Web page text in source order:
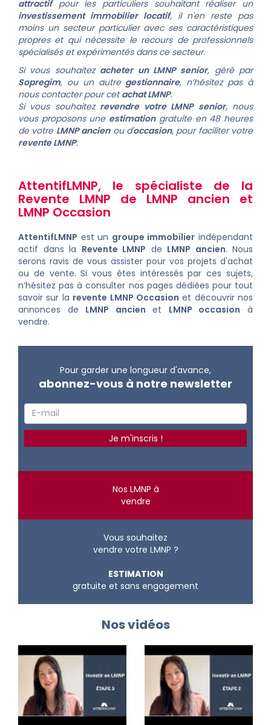
attractifpour les particuliers souhaitant réaliser un
investissement immobilier locatif, il n'en reste pas
moins un secteur particulier avec ses caractéristiques
propres et qui nécessite le recours de professionnels
spécialisés et expérimentés dans ce secteur.
Si vous souhaitez acheter un LMNP senior, géré par
Sopregim, ou un autre gestionnaire, n’hésitez pas à
nous contacter pour cetachat LMNP.
Si vous souhaitez revendre votre LMNP senior, nous
vous proposons une estimationgratuite en 48 heures
de votre LMNP ancienou d'occasion, pour faciliter votre
revente LMNP.
AttentifLMNP, le spécialiste de la
Revente LMNP de LMNP ancien et
LMNP Occasion
AttentifLMNP est un groupe immobilier indépendant
actif dans la Revente LMNP de LMNP ancien. Nous
serons ravis de vous assister pour vos projets d'achat
ou de vente. Si vous êtes intéressés par ces sujets,
n’hésitez pas à consulter nos pages dédiées pour tout
savoir sur la revente LMNP Occasion et découvrir nos
annonces de LMNP ancien et LMNP occasion à
vendre.
Pour garder une longueur d'avance,
abonnez-vous à notre newsletter
Nos LMNP à
vendre
Vous souhaitez
vendre votre LMNP ?
ESTIMATION
gratuite et sans engagement
Nos vidéos